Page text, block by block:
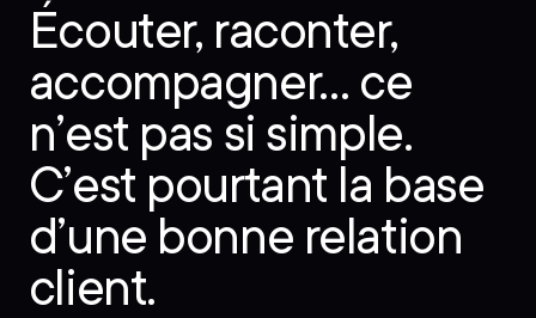
Écouter, raconter,
accompagner… ce
n’est pas si simple.
C’est pourtant la base
d’une bonne relation
client.